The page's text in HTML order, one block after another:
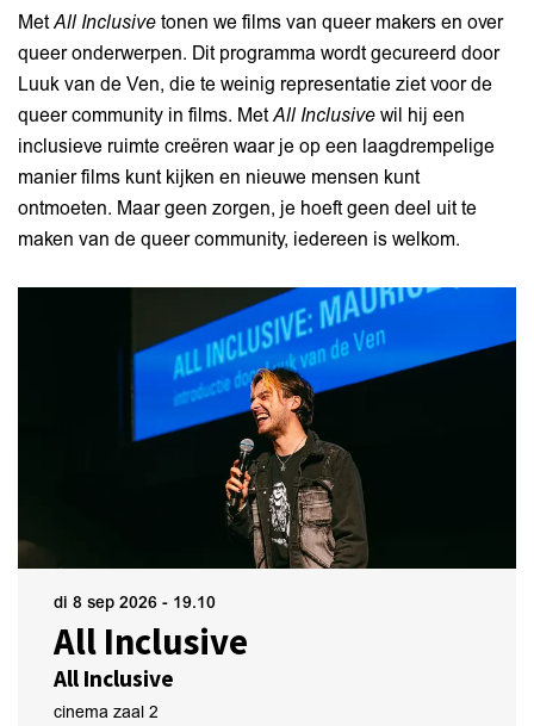
MetAll Inclusive tonen we films van queer makers en over
queer onderwerpen. Dit programma wordt gecureerd door
Luuk van de Ven, die te weinig representatie ziet voor de
queer community in films. MetAll Inclusive wil hij een
inclusieve ruimte creëren waar je op een laagdrempelige
manier films kunt kijken en nieuwe mensen kunt
ontmoeten. Maar geen zorgen, je hoeft geen deel uit te
maken van de queer community, iedereen is welkom.
All Inclusive
All Inclusive
di 8 sep 2026 - 19.10
cinema zaal 2